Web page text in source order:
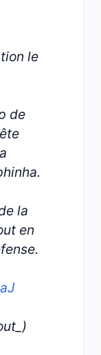
le
de
la
en